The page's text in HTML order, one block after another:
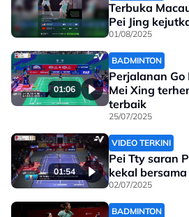
Terbuka
Pei Jing
01/08/2025
01:06
BADMINTON
Perjalanan Go
Mei Xing
terbaik
25/07/2025
01:54
VIDEO TERKINI
Pei Tty saran
kekal bersama
02/07/2025
BADMINTON